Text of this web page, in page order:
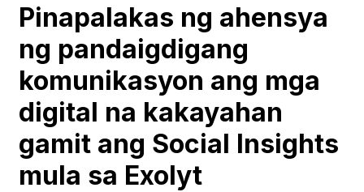
Pinapalakas ng ahensya
ng pandaigdigang
komunikasyon ang mga
digital na kakayahan
gamit ang Social Insights
mula sa Exolyt